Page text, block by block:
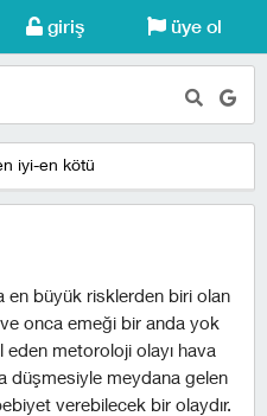
giriş üye ol
iyi-en kötü
en büyük risklerden biri olan
onca emeği bir anda yok
metoroloji olayı hava
düşmesiyle meydana gelen
verebilecek bir olaydır.